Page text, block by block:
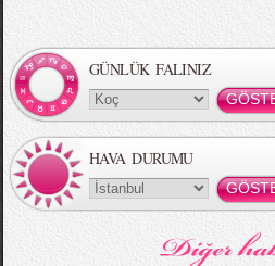
MBFWI - Gülçin Çengel 2015 Yaz
GÜNLÜK FALINIZ
HAVA DURUMU